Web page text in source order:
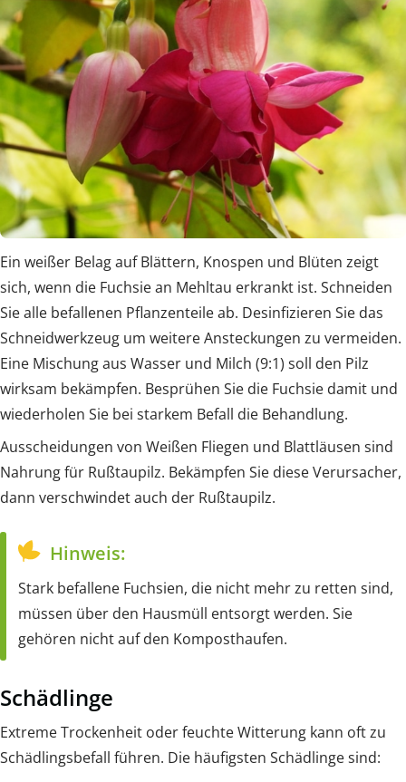
Ein weißer Belag auf Blättern, Knospen und Blüten zeigt
sich, wenn die Fuchsie an Mehltau erkrankt ist. Schneiden
Sie alle befallenen Pflanzenteile ab. Desinfizieren Sie das
Schneidwerkzeug um weitere Ansteckungen zu vermeiden.
Eine Mischung aus Wasser und Milch (9:1) soll den Pilz
wirksam bekämpfen. Besprühen Sie die Fuchsie damit und
wiederholen Sie bei starkem Befall die Behandlung.
Ausscheidungen von Weißen Fliegen und Blattläusen sind
Nahrung für Rußtaupilz. Bekämpfen Sie diese Verursacher,
dann verschwindet auch der Rußtaupilz.
Hinweis:
Stark befallene Fuchsien, die nicht mehr zu retten sind,
müssen über den Hausmüll entsorgt werden. Sie
gehören nicht auf den Komposthaufen.
Schädlinge
Extreme Trockenheit oder feuchte Witterung kann oft zu
Schädlingsbefall führen. Die häufigsten Schädlinge sind: